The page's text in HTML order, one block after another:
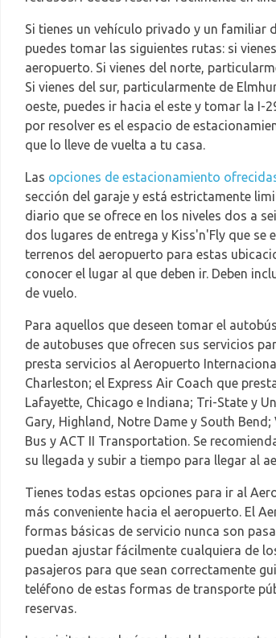
Si tienes un vehículo privado y un familiar
puedes tomar las siguientes rutas: si
aeropuerto. Si vienes del norte,
Si vienes del sur, particularmente de
oeste, puedes ir hacia el este y tomar la I-
por resolver es el espacio de
que lo lleve de vuelta a tu casa.
Las opciones de estacionamiento
sección del garaje y está estrictamente
diario que se ofrece en los niveles dos a
dos lugares de entrega y Kiss'n'Fly que se
terrenos del aeropuerto para estas
conocer el lugar al que deben ir. Deben
de vuelo.
Para aquellos que deseen tomar el
de autobuses que ofrecen sus servicios
presta servicios al Aeropuerto
Charleston; el Express Air Coach que
Lafayette, Chicago e Indiana; Tri-State y
Gary, Highland, Notre Dame y South
Bus y ACT II Transportation. Se
su llegada y subir a tiempo para llegar al
Tienes todas estas opciones para ir al
más conveniente hacia el aeropuerto. El
formas básicas de servicio nunca son
puedan ajustar fácilmente cualquiera de
pasajeros para que sean correctamente
teléfono de estas formas de transporte
reservas.